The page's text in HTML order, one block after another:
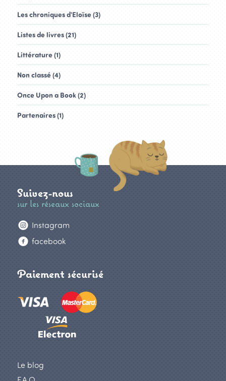
Les chroniques d'Eloïse (3)
Listes de livres (21)
Littérature (1)
Non classé (4)
Once Upon a Book (2)
Partenaires (1)
Suivez-nous
sur les réseaux sociaux
Instagram
facebook
Paiement sécurisé
Le blog